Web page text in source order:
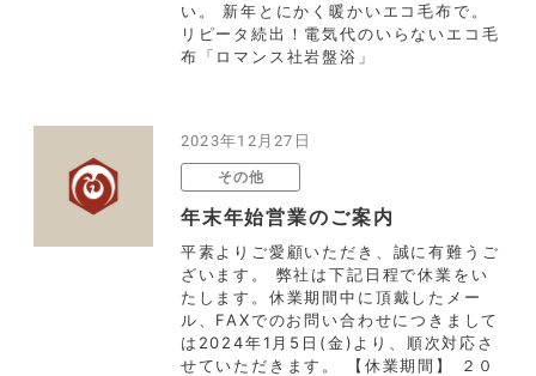
い。 新年とにかく暖かいエコ毛布で。
リピータ続出！電気代のいらないエコ毛
布「ロマンス社岩盤浴」
2023年12月27日
その他
年末年始営業のご案内
平素よりご愛顧いただき、誠に有難うご
ざいます。 弊社は下記日程で休業をい
たします。休業期間中に頂戴したメー
ル、FAXでのお問い合わせにつきまして
は2024年1月5日(金)より、順次対応さ
せていただきます。 【休業期間】 ２０